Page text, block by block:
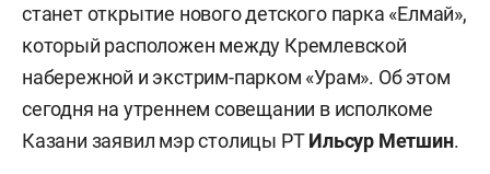
станет открытие нового детского парка «Елмай»,
который расположен между Кремлевской
набережной и экстрим-парком «Урам». Об этом
сегодня на утреннем совещании в исполкоме
Казани заявил мэр столицы РТИльсур Метшин.